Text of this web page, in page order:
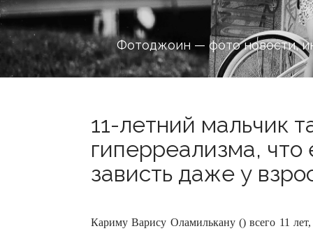
Фотоджоин — фото новости,
11-летний мальчик
гиперреализма,
зависть даже у
Кариму Варису Оламилькану () всего 11